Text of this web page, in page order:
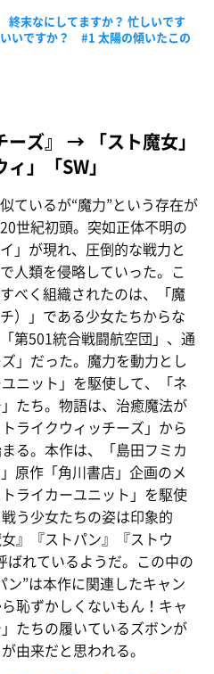
末なにしてますか？ 忙しいです
いですか？ #1 太陽の傾いたこの
ーズ』 → 「スト魔女」
」「SW」
ているが“魔力”という存在が
世紀初頭。突如正体不明の
」が現れ、圧倒的な戦力と
人類を侵略していった。こ
べく組織されたのは、「魔
）」である少女たちからな
第501統合戦闘航空団」、通
」だった。魔力を動力とし
ニット」を駆使して、「ネ
たち。物語は、治癒魔法が
ライクウィッチーズ」から
る。本作は、「島田フミカ
原作「角川書店」企画のメ
ライカーユニット」を駆使
う少女たちの姿は印象的
』『ストパン』『ストウ
ばれているようだ。この中の
ン”は本作に関連したキャン
恥ずかしくないもん！キャ
たちの履いているズボンが
由来だと思われる。